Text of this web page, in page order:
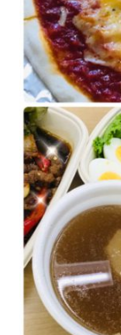
Story
日榮の歩み
News
お知らせ
Recruit
採用情報
プライバシーポリ